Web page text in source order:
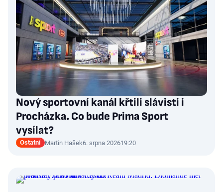
Nový sportovní kanál křtili slávisti i
Procházka. Co bude Prima Sport
vysílat?
Ostatní Martin Hašek6. srpna 202619:20